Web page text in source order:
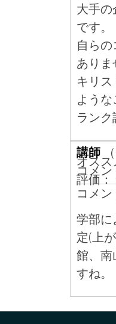
大手
です。
自ら
ありま
キリ
よう
ランク
講師
オスス
コメン
評価：
コメン
学部に
定(上
館、南
すね。